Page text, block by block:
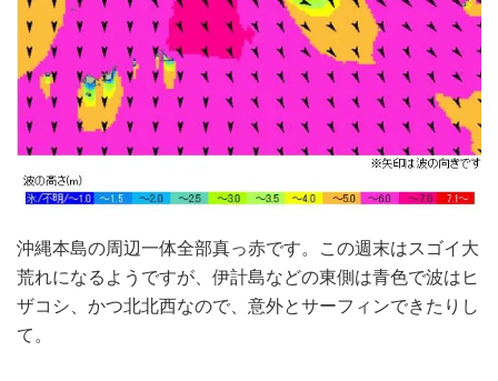
沖縄本島の周辺一体全部真っ赤です。この週末はスゴイ大
荒れになるようですが、伊計島などの東側は青色で波はヒ
ザコシ、かつ北北西なので、意外とサーフィンできたりし
て。